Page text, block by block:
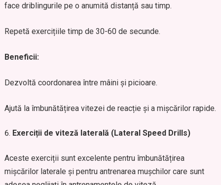
face driblingurile pe o anumită distanță sau timp.
Repetă exercițiile timp de 30-60 de secunde.
Beneficii:
Dezvoltă coordonarea între mâini și picioare.
Ajută la îmbunătățirea vitezei de reacție și a mișcărilor rapide.
Exerciții de viteză laterală (Lateral Speed Drills)
Aceste exerciții sunt excelente pentru îmbunătățirea
mișcărilor laterale și pentru antrenarea mușchilor care sunt